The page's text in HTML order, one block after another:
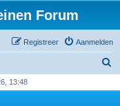
Forum
Aanmelden
Registreer
13:48